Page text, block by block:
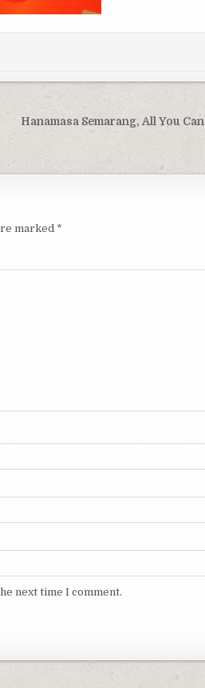
Hanamasa Semarang, All You
marked *
next time I comment.